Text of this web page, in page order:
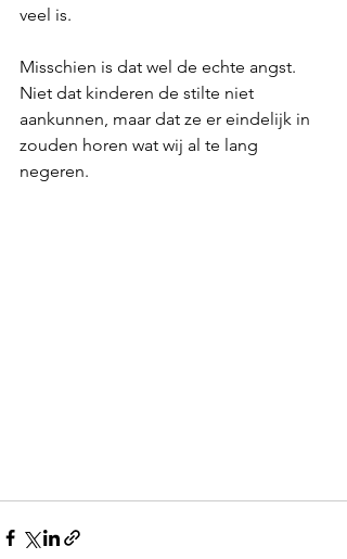
veel is.
Misschien is dat wel de echte angst.
Niet dat kinderen de stilte niet
aankunnen, maar dat ze er eindelijk in
zouden horen wat wij al te lang
negeren.